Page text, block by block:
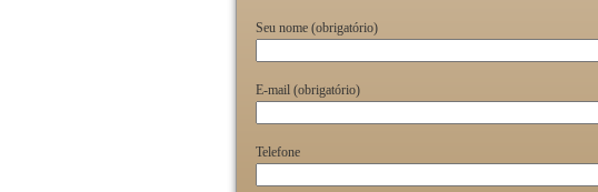
Seu nome (obrigatório)
E-mail (obrigatório)
Telefone